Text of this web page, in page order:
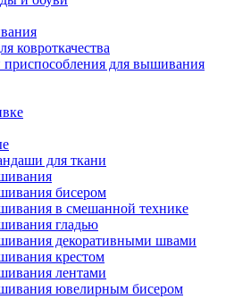
ковроткачества
для вышивания
для ткани
бисером
в смешанной технике
гладью
декоративными швами
крестом
лентами
ювелирным бисером